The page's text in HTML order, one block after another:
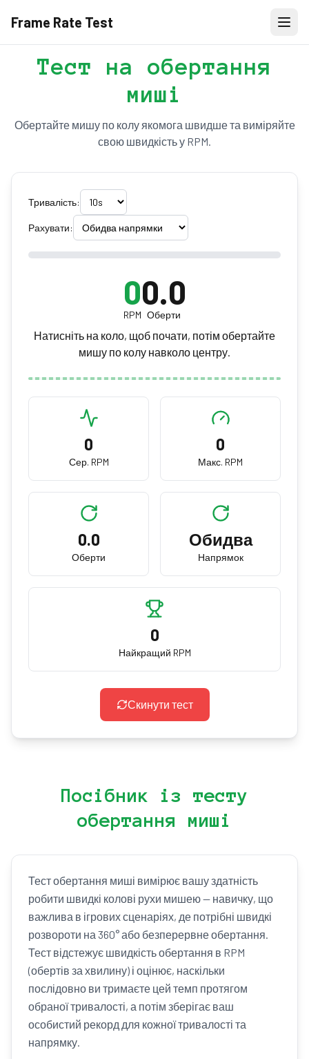
Frame Rate Test
Тест на обертання
миші
Обертайте мишу по колу якомога швидше та виміряйте
свою швидкість у RPM.
Тривалість:
Рахувати:
0
RPM
0.0
Оберти
Натисніть на коло, щоб почати, потім обертайте
мишу по колу навколо центру.
Натисніть, щоб почати тест обертання
Обертайте мишу по колу якомога швидше
0
Сер. RPM
0
Макс. RPM
0.0
Оберти
Обидва
Напрямок
0
Найкращий RPM
Скинути тест
Посібник із тесту
обертання миші
Тест обертання миші вимірює вашу здатність
робити швидкі колові рухи мишею — навичку, що
важлива в ігрових сценаріях, де потрібні швидкі
розвороти на 360° або безперервне обертання.
Тест відстежує швидкість обертання в RPM
(обертів за хвилину) і оцінює, наскільки
послідовно ви тримаєте цей темп протягом
обраної тривалості, а потім зберігає ваш
особистий рекорд для кожної тривалості та
напрямку.